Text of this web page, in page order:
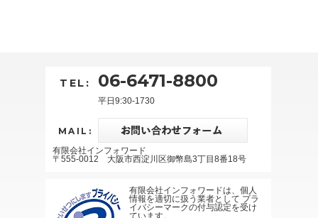
TEL: 06-6471-8800
平日9:30-1730
MAIL:
有限会社インフォワード
〒555-0012 大阪市西淀川区御幣島3丁目8番18号
有限会社インフォワードは、個人
情報を適切に扱う業者として プラ
イバシーマークの付与認定を受け
ています。